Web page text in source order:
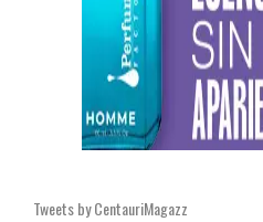
Tweets by CentauriMagazz